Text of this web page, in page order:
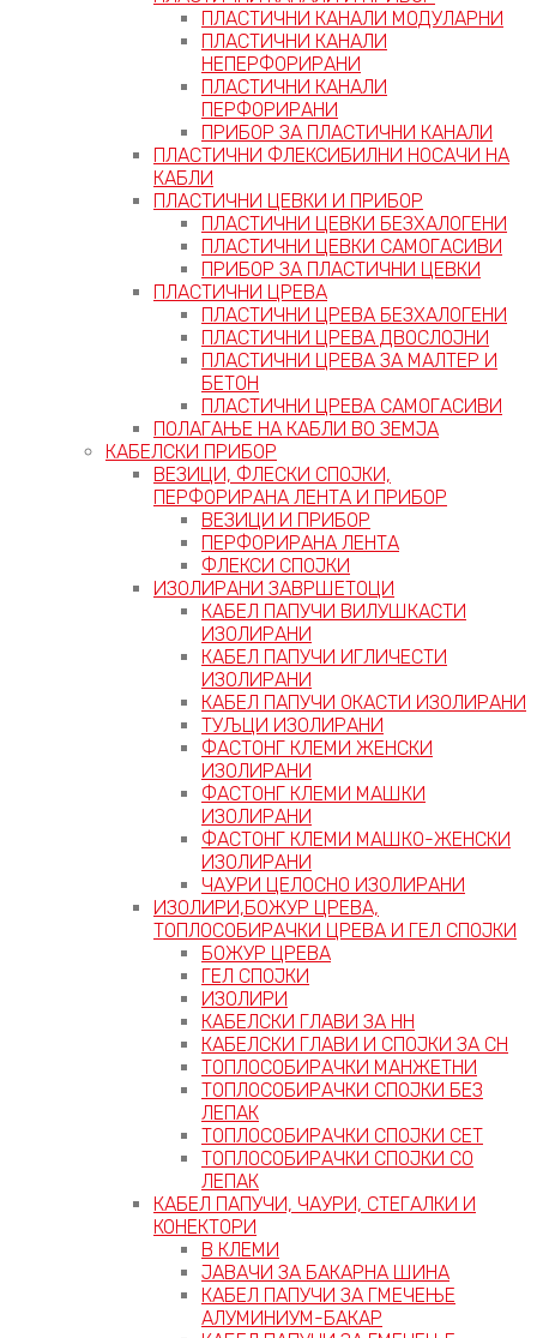
ПЛАСТИЧНИ КАНАЛИ МОДУЛАРНИ
ПЛАСТИЧНИ КАНАЛИ
НЕПЕРФОРИРАНИ
ПЛАСТИЧНИ КАНАЛИ
ПЕРФОРИРАНИ
ПРИБОР ЗА ПЛАСТИЧНИ КАНАЛИ
ПЛАСТИЧНИ ФЛЕКСИБИЛНИ НОСАЧИ НА
КАБЛИ
ПЛАСТИЧНИ ЦЕВКИ И ПРИБОР
ПЛАСТИЧНИ ЦЕВКИ БЕЗХАЛОГЕНИ
ПЛАСТИЧНИ ЦЕВКИ САМОГАСИВИ
ПРИБОР ЗА ПЛАСТИЧНИ ЦЕВКИ
ПЛАСТИЧНИ ЦРЕВА
ПЛАСТИЧНИ ЦРЕВА БЕЗХАЛОГЕНИ
ПЛАСТИЧНИ ЦРЕВА ДВОСЛОЈНИ
ПЛАСТИЧНИ ЦРЕВА ЗА МАЛТЕР И
БЕТОН
ПЛАСТИЧНИ ЦРЕВА САМОГАСИВИ
ПОЛАГАЊЕ НА КАБЛИ ВО ЗЕМЈА
КАБЕЛСКИ ПРИБОР
ВЕЗИЦИ, ФЛЕСКИ СПОЈКИ,
ПЕРФОРИРАНА ЛЕНТА И ПРИБОР
ВЕЗИЦИ И ПРИБОР
ПЕРФОРИРАНА ЛЕНТА
ФЛЕКСИ СПОЈКИ
ИЗОЛИРАНИ ЗАВРШЕТОЦИ
КАБЕЛ ПАПУЧИ ВИЛУШКАСТИ
ИЗОЛИРАНИ
КАБЕЛ ПАПУЧИ ИГЛИЧЕСТИ
ИЗОЛИРАНИ
КАБЕЛ ПАПУЧИ ОКАСТИ ИЗОЛИРАНИ
ТУЉЦИ ИЗОЛИРАНИ
ФАСТОНГ КЛЕМИ ЖЕНСКИ
ИЗОЛИРАНИ
ФАСТОНГ КЛЕМИ МАШКИ
ИЗОЛИРАНИ
ФАСТОНГ КЛЕМИ МАШКO-ЖЕНСКИ
ИЗОЛИРАНИ
ЧАУРИ ЦЕЛОСНО ИЗОЛИРАНИ
ИЗОЛИРИ,БОЖУР ЦРЕВА,
ТОПЛОСОБИРАЧКИ ЦРЕВА И ГЕЛ СПОЈКИ
БОЖУР ЦРЕВА
ГЕЛ СПОЈКИ
ИЗОЛИРИ
КАБЕЛСКИ ГЛАВИ ЗА НН
КАБЕЛСКИ ГЛАВИ И СПОЈКИ ЗА СН
ТОПЛОСОБИРАЧКИ МАНЖЕТНИ
ТОПЛОСОБИРАЧКИ СПОЈКИ БЕЗ
ЛЕПАК
ТОПЛОСОБИРАЧКИ СПОЈКИ СЕТ
ТОПЛОСОБИРАЧКИ СПОЈКИ СО
ЛЕПАК
КАБЕЛ ПАПУЧИ, ЧАУРИ, СТЕГАЛКИ И
КОНЕКТОРИ
В КЛЕМИ
ЈАВАЧИ ЗА БАКАРНА ШИНА
КАБЕЛ ПАПУЧИ ЗА ГМЕЧЕЊЕ
АЛУМИНИУМ-БАКАР